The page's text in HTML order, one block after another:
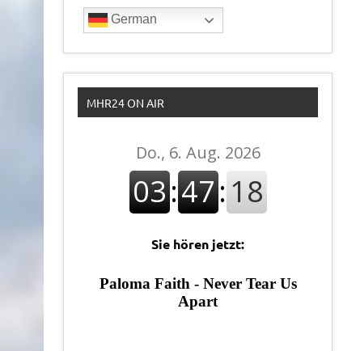
German
MHR24 ON AIR
Sie hören jetzt: